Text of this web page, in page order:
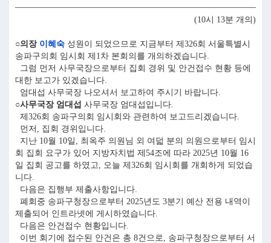
(10시 13분 개의)
○의장 이혜숙 성원이 되었으므로 지금부터 제326회 서울특별시
송파구의회 임시회 제1차 본회의를 개의하겠습니다.
그럼 먼저 사무국장으로부터 집회 경위 및 안건접수 현황 등에
대한 보고가 있겠습니다.
엄대섭 사무국장 나오셔서 보고하여 주시기 바랍니다.
○사무국장 엄대섭 사무국장 엄대섭입니다.
제326회 송파구의회 임시회와 관련하여 보고드리겠습니다.
먼저, 집회 경위입니다.
지난 10월 10일, 최옥주 의원님 외 여덟 분의 의원으로부터 임시
회 집회 요구가 있어 지방자치법 제54조에 따라 2025년 10월 16
일 집회 공고를 하였고, 오늘 제326회 임시회를 개회하게 되었습
니다.
다음은 집행부 제출사항입니다.
폐회중 송파구청장으로부터 2025년도 3분기 예산 전용 내역이
제출되어 인트라넷에 게시하였습니다.
다음은 안건접수 현황입니다.
이번 회기에 접수된 안건은 총 8건으로, 송파구청장으로부터 서